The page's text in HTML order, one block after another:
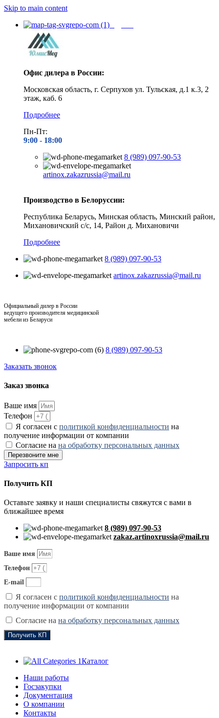
Skip to main content
Офис дилера в России:
Московская область, г. Серпухов ул. Тульская, д.1 к.3, 2
этаж, каб. 6
Подробнее
Пн-Пт:
9:00 - 18:00
8 (989) 097-90-53
artinox.zakazrussia@mail.ru
Производство в Белоруссии:
Республика Беларусь, Минская область, Минский район,
Михановичский с/с, 14, Район д. Михановичи
Подробнее
8 (989) 097-90-53
artinox.zakazrussia@mail.ru
Официальный дилер в России
ведущего производителя медицинской
мебели из Беларуси
8 (989) 097-90-53
Заказать звонок
Заказ звонка
Ваше имя
Телефон
Я согласен с политикой конфиденциальности на
получение информации от компании
Согласие на на обработку персональных данных
Перезвоните мне
Запросить кп
Получить КП
Оставьте заявку и наши специалисты свяжутся с вами в
ближайшее время
8 (989) 097-90-53
zakaz.artinoxrussia@mail.ru
Ваше имя
Телефон
E-mail
Я согласен с политикой конфиденциальности на
получение информации от компании
Согласие на на обработку персональных данных
Получить КП
Каталог
Наши работы
Госзакупки
Документация
О компании
Контакты